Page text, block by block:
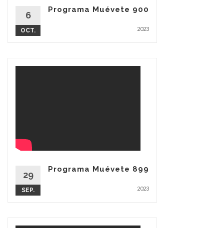
6
OCT.
Programa Muévete 900
2023
29
SEP.
Programa Muévete 899
2023